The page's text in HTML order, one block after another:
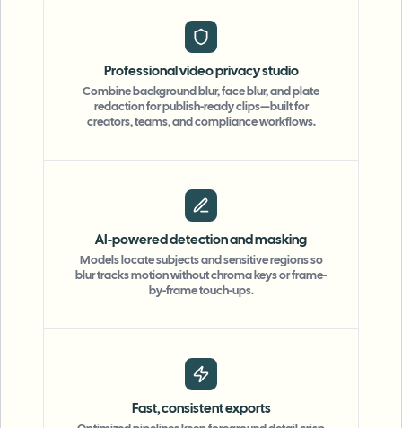
Professional video privacy studio
Combine background blur, face blur, and plate
redaction for publish-ready clips—built for
creators, teams, and compliance workflows.
AI-powered detection and masking
Models locate subjects and sensitive regions so
blur tracks motion without chroma keys or frame-
by-frame touch-ups.
Fast, consistent exports